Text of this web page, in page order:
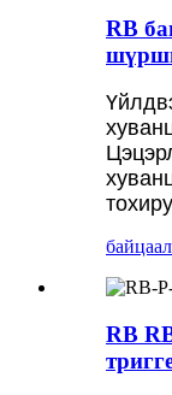
RB
RB